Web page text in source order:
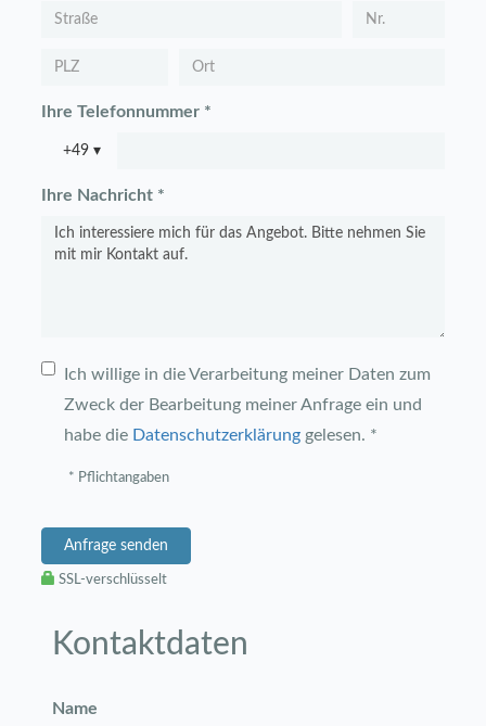
Ihre Telefonnummer *
+49 ▾
Ihre Nachricht *
Ich willige in die Verarbeitung meiner Daten zum
Zweck der Bearbeitung meiner Anfrage ein und
habe die Datenschutzerklärung gelesen. *
* Pflichtangaben
Anfrage senden
SSL-verschlüsselt
Kontaktdaten
Name